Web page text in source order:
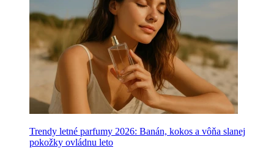
Trendy letné parfumy 2026: Banán, kokos a vôňa slanej
pokožky ovládnu leto